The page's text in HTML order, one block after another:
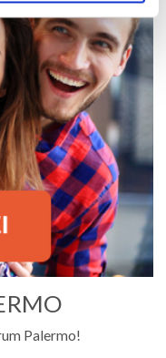
Palermo!